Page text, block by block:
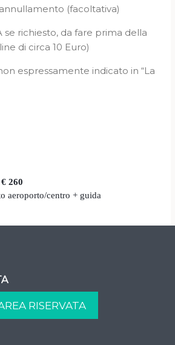
(facoltativa)
se richiesto, da fare prima della
di circa 10 Euro)
espressamente indicato in “La
€ 260
aeroporto/centro + guida